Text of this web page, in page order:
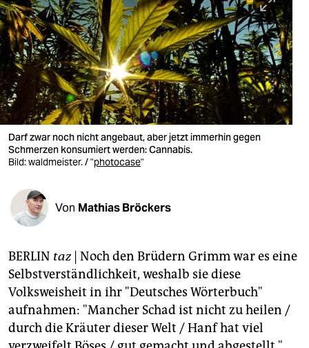
berlin
nord
wahrheit
verlag
verlag
veranstaltungen
shop
fragen & hilfe
abo
genossenschaft
epaper login
Darf zwar noch nicht angebaut, aber jetzt immerhin gegen
Schmerzen konsumiert werden: Cannabis.
Bild:waldmeister. / "photocase"
Von Mathias Bröckers
BERLIN taz| Noch den Brüdern Grimm war es eine
Selbstverständlichkeit, weshalb sie diese
Volksweisheit in ihr "Deutsches Wörterbuch"
aufnahmen: "Mancher Schad ist nicht zu heilen /
durch die Kräuter dieser Welt / Hanf hat viel